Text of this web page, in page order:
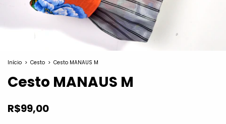
Início > Cesto > Cesto MANAUS M
Cesto MANAUS M
R$99,00